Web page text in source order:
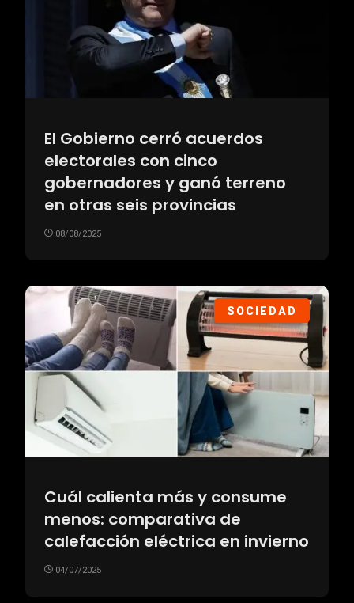
El Gobierno cerró acuerdos
electorales con cinco
gobernadores y ganó terreno
en otras seis provincias
08/08/2025
SOCIEDAD
Cuál calienta más y consume
menos: comparativa de
calefacción eléctrica en invierno
04/07/2025